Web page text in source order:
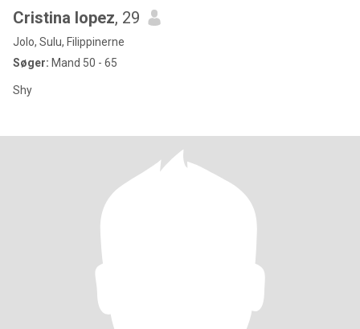
Cristina lopez, 29
Jolo, Sulu, Filippinerne
Søger: Mand 50 - 65
Shy